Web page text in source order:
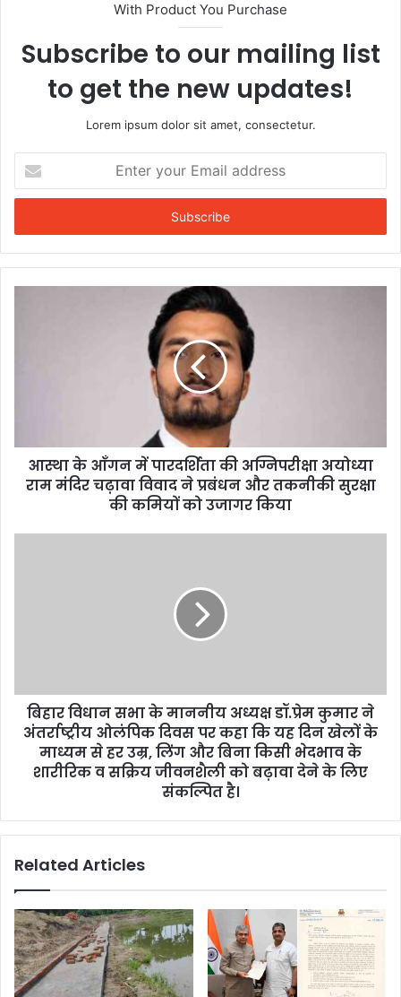
With Product You Purchase
Subscribe to our mailing list
to get the new updates!
Lorem ipsum dolor sit amet, consectetur.
your
Email
आस्था के आँगन में पारदर्शिता की अग्निपरीक्षा अयोध्या
राम मंदिर चढ़ावा विवाद ने प्रबंधन और तकनीकी सुरक्षा
की कमियों को उजागर किया
बिहार विधान सभा के माननीय अध्यक्ष डॉ.प्रेम कुमार ने
अंतर्राष्ट्रीय ओलंपिक दिवस पर कहा कि यह दिन खेलों के
माध्यम से हर उम्र, लिंग और बिना किसी भेदभाव के
शारीरिक व सक्रिय जीवनशैली को बढ़ावा देने के लिए
संकल्पित है।
Related Articles